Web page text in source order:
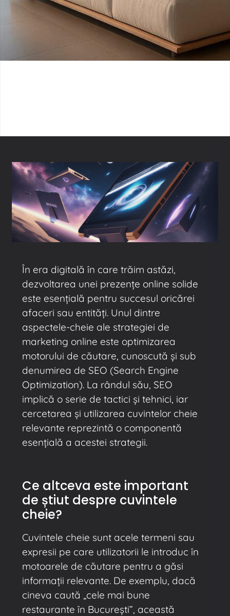
În era digitală în care trăim astăzi,
dezvoltarea unei prezențe online solide
este esențială pentru succesul oricărei
afaceri sau entități. Unul dintre
aspectele-cheie ale strategiei de
marketing online este optimizarea
motorului de căutare, cunoscută și sub
denumirea de SEO (Search Engine
Optimization). La rândul său, SEO
implică o serie de tactici și tehnici, iar
cercetarea și utilizarea cuvintelor cheie
relevante reprezintă o componentă
esențială a acestei strategii.
Ce altceva este important
de știut despre cuvintele
cheie?
Cuvintele cheie sunt acele termeni sau
expresii pe care utilizatorii le introduc în
motoarele de căutare pentru a găsi
informații relevante. De exemplu, dacă
cineva caută „cele mai bune
restaurante în București”, această